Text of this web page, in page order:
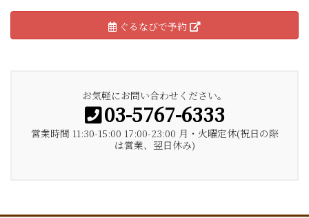
ぐるなびで予約
お気軽にお問い合わせください。
03-5767-6333
営業時間 11:30-15:00 17:00-23:00 月・火曜定休(祝日の際
は営業、翌日休み)